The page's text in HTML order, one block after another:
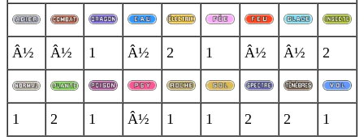
Â½ Â½ 1 Â½ 2 1 Â½ Â½ 2
1 2 1 Â½ 1 1 2 2 1